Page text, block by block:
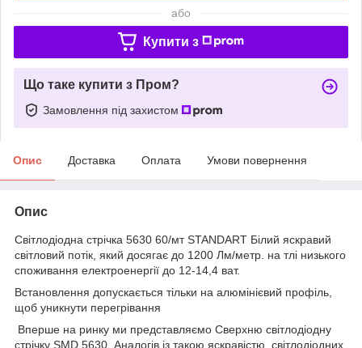
або
Купити з
Що таке купити з Пром?
Замовлення під захистом
Опис Доставка Оплата Умови повернення
Опис
Світлодіодна стрічка 5630 60/мт STANDART Білий яскравий
світловий потік, який досягає до 1200 Лм/метр. на тлі низького
споживання електроенергії до 12-14,4 ват.
Встановлення допускається тільки на алюмінієвий профіль,
щоб уникнути перегрівання
Вперше на ринку ми представляємо Cверхню світлодіодну
стрічку SMD 5630. Аналогів із такою яскравістю світлодіодних